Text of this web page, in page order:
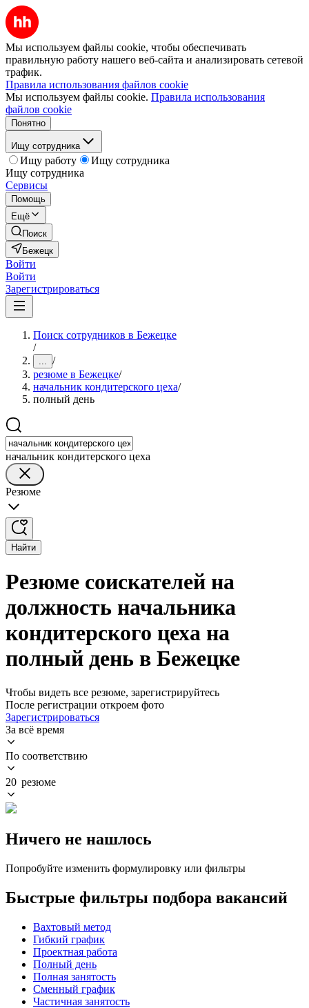
Мы используем файлы cookie, чтобы обеспечивать
правильную работу нашего веб-сайта и анализировать сетевой
трафик.
Правила использования файлов cookie
Мы используем файлы cookie. Правила использования
файлов cookie
Понятно
Ищу сотрудника
Ищу работу
Ищу сотрудника
Ищу сотрудника
Сервисы
Помощь
Ещё
Поиск
Бежецк
Войти
Войти
Зарегистрироваться
Поиск сотрудников в Бежецке
/
... /
резюме в Бежецке/
начальник кондитерского цеха/
полный день
начальник кондитерского цеха
Резюме
Найти
Резюме соискателей на
должность начальника
кондитерского цеха на
полный день в Бежецке
Чтобы видеть все резюме, зарегистрируйтесь
После регистрации откроем фото
Зарегистрироваться
За всё время
По соответствию
20 резюме
Ничего не нашлось
Попробуйте изменить формулировку или фильтры
Быстрые фильтры подбора вакансий
Вахтовый метод
Гибкий график
Проектная работа
Полный день
Полная занятость
Сменный график
Частичная занятость